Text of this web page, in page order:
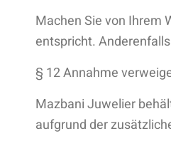
Machen Sie von Ihrem
entspricht.
§ 12 Annahme
Mazbani Juwelier
aufgrund der